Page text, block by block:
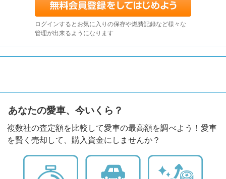
ログインするとお気に入りの保存や燃費記録など様々な
管理が出来るようになります
あなたの愛車、今いくら？
複数社の査定額を比較して愛車の最高額を調べよう！愛車
を賢く売却して、購入資金にしませんか？